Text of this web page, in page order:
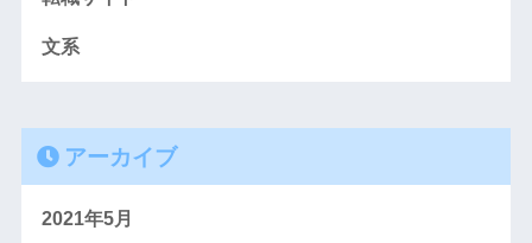
文系
アーカイブ
2021年5月